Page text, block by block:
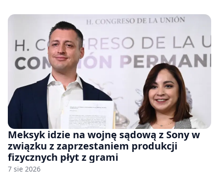
Meksyk idzie na wojnę sądową z Sony w
związku z zaprzestaniem produkcji
fizycznych płyt z grami
7 sie 2026